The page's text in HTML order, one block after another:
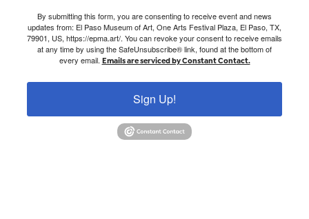
By submitting this form, you are consenting to receive event and news
updates from: El Paso Museum of Art, One Arts Festival Plaza, El Paso, TX,
79901, US, https://epma.art/. You can revoke your consent to receive emails
at any time by using the SafeUnsubscribe® link, found at the bottom of
every email. Emails are serviced by Constant Contact.
Sign Up!